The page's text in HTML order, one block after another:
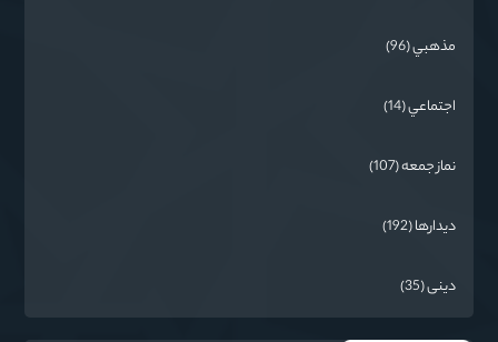
مذهبي (96)
اجتماعي (14)
نماز جمعه (107)
دیدارها (192)
دینی (35)